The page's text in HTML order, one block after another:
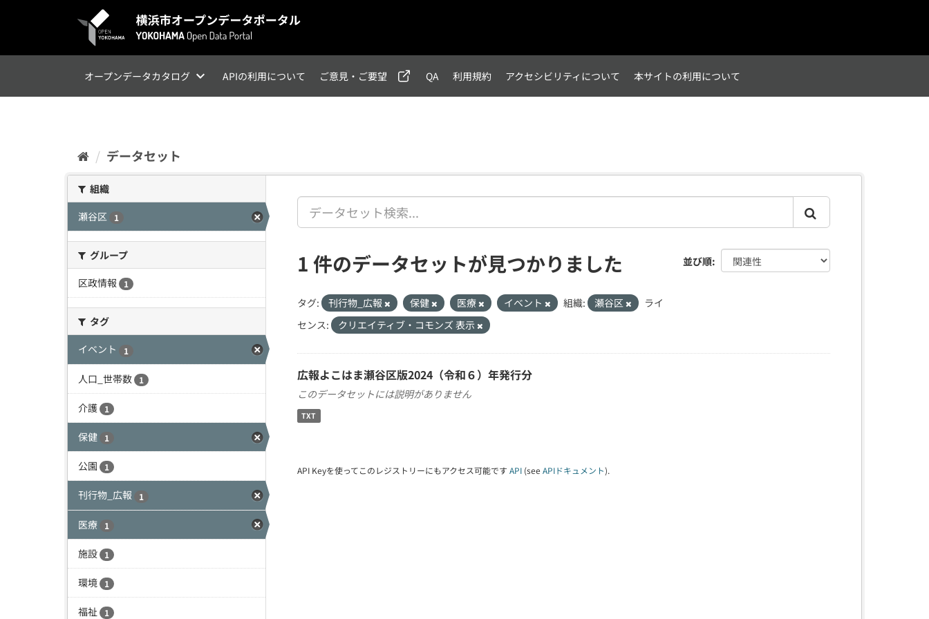
オープンデータカタログ APIの利用について ご意見・ご要望 QA 利用規約 アクセシビリティについて 本サイトの利用について
データセット
組織
瀬谷区
1
グループ
区政情報
1
タグ
イベント
1
人口_世帯数 1
介護 1
保健 1
公園 1
刊行物_広報 1
医療 1
施設 1
環境 1
福祉 1
並び順
1 件のデータセットが見つかりました
タグ: 刊行物_広報 保健 医療 イベント 組織: 瀬谷区
ライ
センス:
クリエイティブ・コモンズ 表示
広報よこはま瀬谷区版2024（令和６）年発行分
このデータセットには説明がありません
TXT
API Keyを使ってこのレジストリーにもアクセス可能です API (see APIドキュメント).